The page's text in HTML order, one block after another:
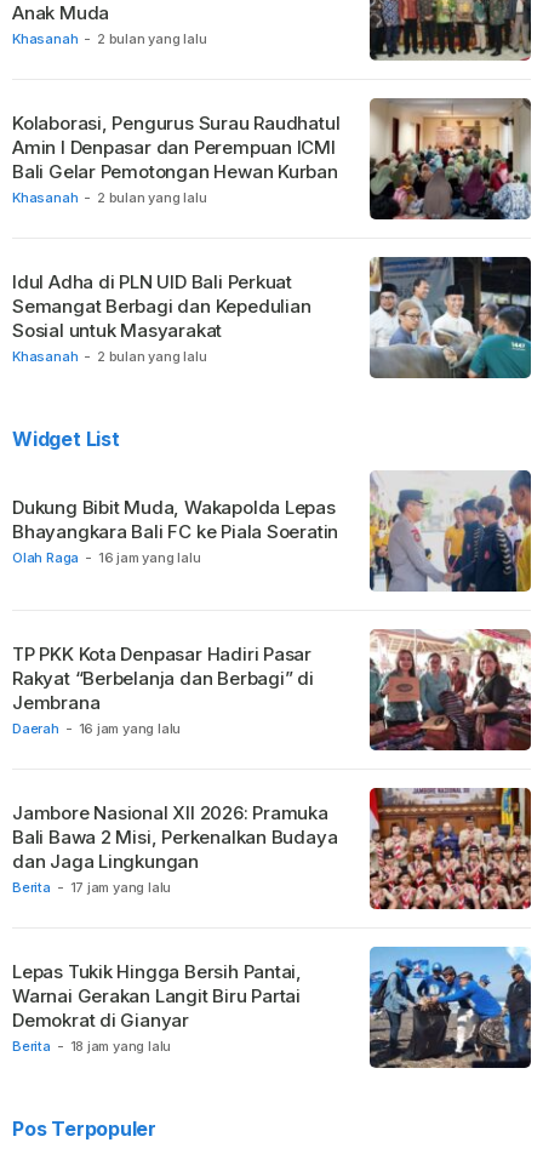
Khasanah - 2 bulan yang lalu
Anak Muda
Khasanah - 2 bulan yang lalu
Kolaborasi, Pengurus Surau Raudhatul
Amin I Denpasar dan Perempuan ICMI
Bali Gelar Pemotongan Hewan Kurban
Khasanah - 2 bulan yang lalu
Idul Adha di PLN UID Bali Perkuat
Semangat Berbagi dan Kepedulian
Sosial untuk Masyarakat
Widget List
Olah Raga - 16 jam yang lalu
Dukung Bibit Muda, Wakapolda Lepas
Bhayangkara Bali FC ke Piala Soeratin
Daerah - 16 jam yang lalu
TP PKK Kota Denpasar Hadiri Pasar
Rakyat “Berbelanja dan Berbagi” di
Jembrana
Berita - 17 jam yang lalu
Jambore Nasional XII 2026: Pramuka
Bali Bawa 2 Misi, Perkenalkan Budaya
dan Jaga Lingkungan
Berita - 18 jam yang lalu
Lepas Tukik Hingga Bersih Pantai,
Warnai Gerakan Langit Biru Partai
Demokrat di Gianyar
Pos Terpopuler